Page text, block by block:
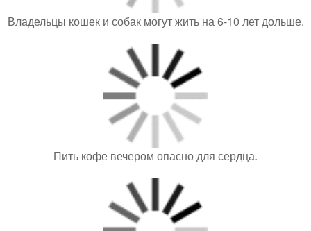
Владельцы кошек и собак могут жить на 6-10 лет дольше.
Пить кофе вечером опасно для сердца.